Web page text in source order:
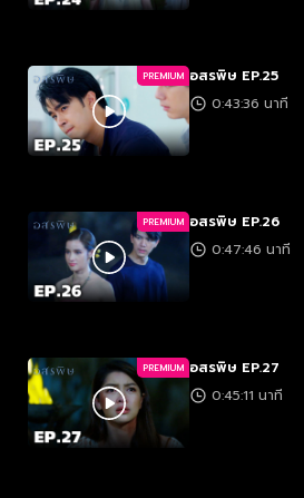
PREMIUM อสรพิษ EP.25
0:43:36 นาที
PREMIUM อสรพิษ EP.26
0:47:46 นาที
PREMIUM อสรพิษ EP.27
0:45:11 นาที